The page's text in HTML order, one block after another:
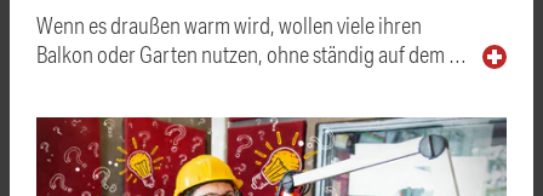
Wenn es draußen warm wird, wollen viele ihren
Balkon oder Garten nutzen, ohne ständig auf dem …